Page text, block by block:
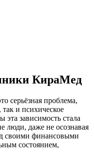
КираМед
серьёзная проблема,
так и психическое
эта зависимость стала
люди, даже не осознавая
своими финансовыми
состоянием,